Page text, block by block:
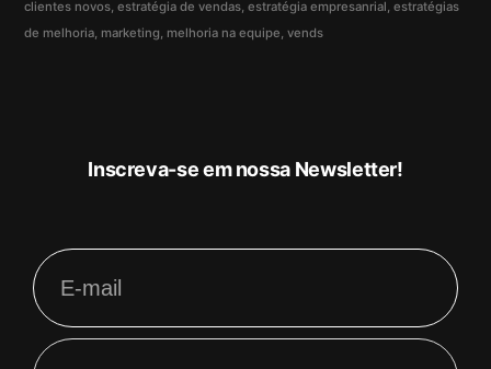
clientes novos, estratégia de vendas, estratégia empresanrial, estratégias
de melhoria, marketing, melhoria na equipe, vends
Inscreva-se em nossa Newsletter!